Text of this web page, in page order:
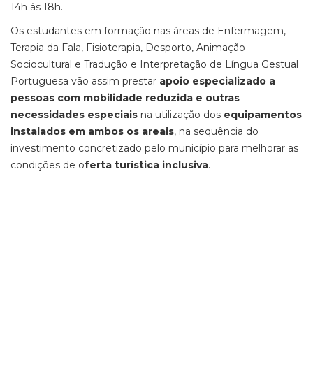
14h às 18h.
Os estudantes em formação nas áreas de Enfermagem,
Terapia da Fala, Fisioterapia, Desporto, Animação
Sociocultural e Tradução e Interpretação de Língua Gestual
Portuguesa vão assim prestar apoio especializado a
pessoas com mobilidade reduzida e outras
necessidades especiais na utilização dos equipamentos
instalados em ambos os areais, na sequência do
investimento concretizado pelo município para melhorar as
condições de oferta turística inclusiva.